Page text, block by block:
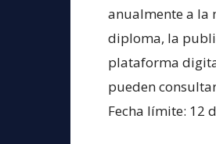
anualmente a la
diploma, la
plataforma
pueden
Fecha límite: 12